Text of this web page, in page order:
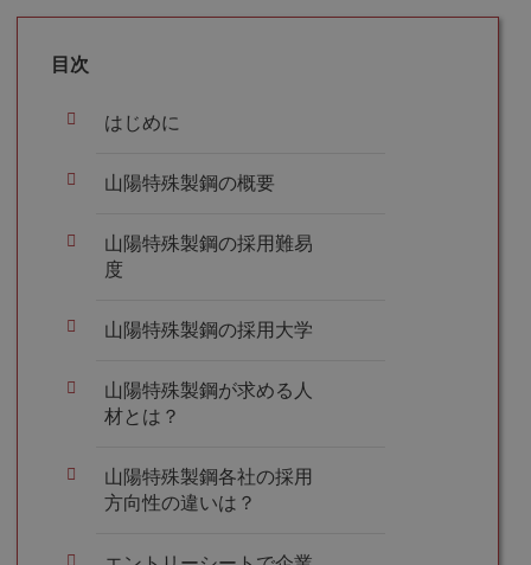
目次
はじめに
山陽特殊製鋼の概要
山陽特殊製鋼の採用難易
度
山陽特殊製鋼の採用大学
山陽特殊製鋼が求める人
材とは？
山陽特殊製鋼各社の採用
方向性の違いは？